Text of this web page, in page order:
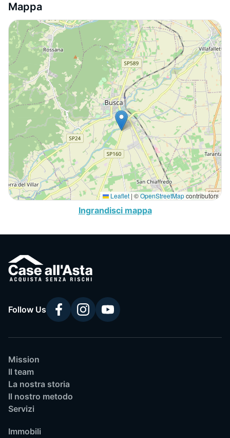
Mappa
Leaflet | ©OpenStreetMapcontributors
Ingrandisci mappa
Follow Us
Mission
Il team
La nostra storia
Il nostro metodo
Servizi
Immobili